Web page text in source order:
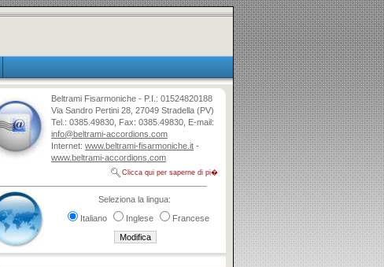
Beltrami Fisarmoniche - P.I.: 01524820188
Via Sandro Pertini 28, 27049 Stradella (PV)
Tel.: 0385.49830, Fax: 0385.49830, E-mail:
info@beltrami-accordions.com
Internet: www.beltrami-fisarmoniche.it -
www.beltrami-accordions.com
Clicca qui per saperne di pi�
Seleziona la lingua:
Italiano
Inglese Francese